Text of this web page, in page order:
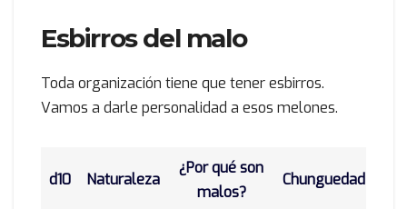
Esbirros del malo
Toda organización tiene que tener esbirros.
Vamos a darle personalidad a esos melones.
d10 Naturaleza
¿Por qué son
malos?
Chunguedad